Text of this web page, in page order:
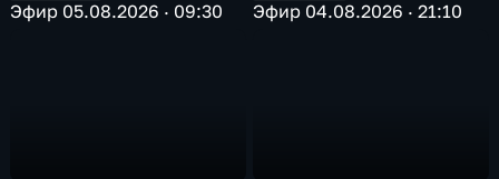
Эфир 05.08.2026 · 09:30 Эфир 04.08.2026 · 21:10